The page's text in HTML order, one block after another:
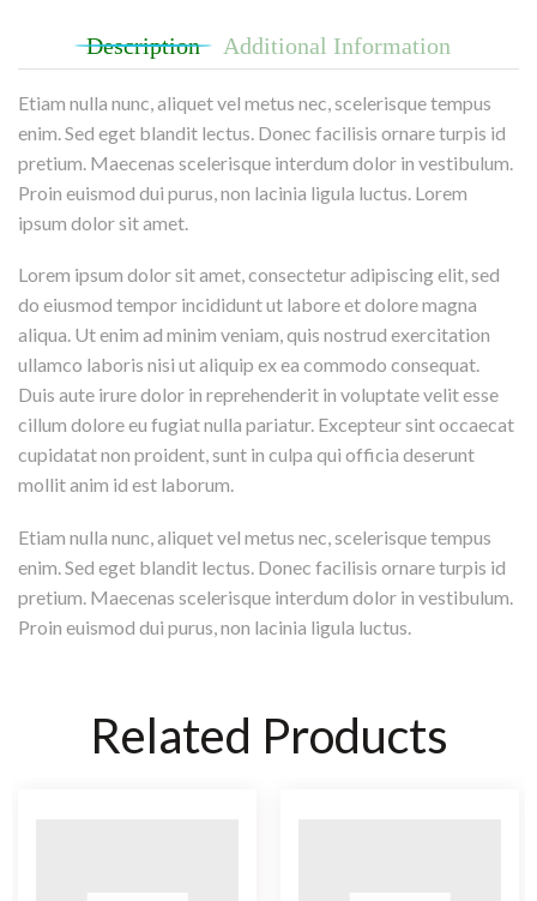
Description Additional Information
Etiam nulla nunc, aliquet vel metus nec, scelerisque tempus
enim. Sed eget blandit lectus. Donec facilisis ornare turpis id
pretium. Maecenas scelerisque interdum dolor in vestibulum.
Proin euismod dui purus, non lacinia ligula luctus. Lorem
ipsum dolor sit amet.
Lorem ipsum dolor sit amet, consectetur adipiscing elit, sed
do eiusmod tempor incididunt ut labore et dolore magna
aliqua. Ut enim ad minim veniam, quis nostrud exercitation
ullamco laboris nisi ut aliquip ex ea commodo consequat.
Duis aute irure dolor in reprehenderit in voluptate velit esse
cillum dolore eu fugiat nulla pariatur. Excepteur sint occaecat
cupidatat non proident, sunt in culpa qui officia deserunt
mollit anim id est laborum.
Etiam nulla nunc, aliquet vel metus nec, scelerisque tempus
enim. Sed eget blandit lectus. Donec facilisis ornare turpis id
pretium. Maecenas scelerisque interdum dolor in vestibulum.
Proin euismod dui purus, non lacinia ligula luctus.
Related Products